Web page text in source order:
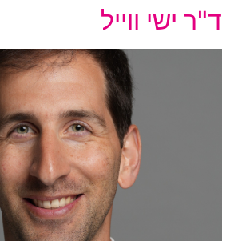
ד"ר ישי ווייל